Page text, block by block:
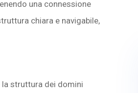
una connessione
chiara e navigabile,
struttura dei domini